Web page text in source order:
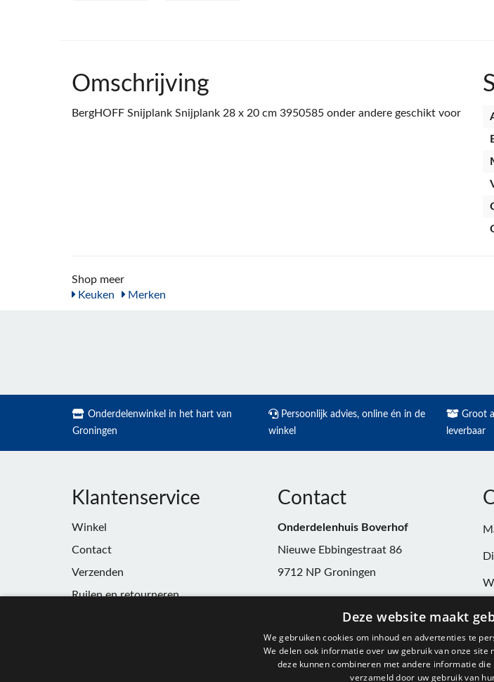
Omschrijving
BergHOFF Snijplank Snijplank 28 x 20 cm 3950585 onder andere geschikt voor
Shop meer
Keuken
Merken
Onderdelenwinkel in het hart van
Groningen
Persoonlijk advies, online én in de
winkel
Groot
leverbaar
Klantenservice
Winkel
Contact
Verzenden
Ruilen en retourneren
Contact
Onderdelenhuis Boverhof
Nieuwe Ebbingestraat 86
9712 NP Groningen
winkel@onderdelenhuisgroningen.nl
91037743
Deze website maakt
We gebruiken cookies om inhoud en advertenties te
We delen ook informatie over uw gebruik van onze
deze kunnen combineren met andere informatie
verzameld door uw gebruik van